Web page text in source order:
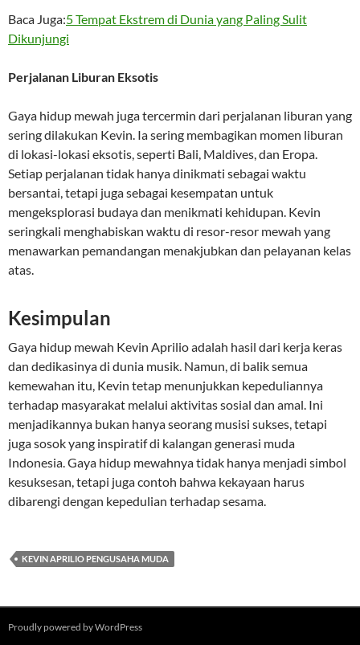
Baca Juga:5 Tempat Ekstrem di Dunia yang Paling Sulit
Dikunjungi
Perjalanan Liburan Eksotis
Gaya hidup mewah juga tercermin dari perjalanan liburan yang
sering dilakukan Kevin. Ia sering membagikan momen liburan
di lokasi-lokasi eksotis, seperti Bali, Maldives, dan Eropa.
Setiap perjalanan tidak hanya dinikmati sebagai waktu
bersantai, tetapi juga sebagai kesempatan untuk
mengeksplorasi budaya dan menikmati kehidupan. Kevin
seringkali menghabiskan waktu di resor-resor mewah yang
menawarkan pemandangan menakjubkan dan pelayanan kelas
atas.
Kesimpulan
Gaya hidup mewah Kevin Aprilio adalah hasil dari kerja keras
dan dedikasinya di dunia musik. Namun, di balik semua
kemewahan itu, Kevin tetap menunjukkan kepeduliannya
terhadap masyarakat melalui aktivitas sosial dan amal. Ini
menjadikannya bukan hanya seorang musisi sukses, tetapi
juga sosok yang inspiratif di kalangan generasi muda
Indonesia. Gaya hidup mewahnya tidak hanya menjadi simbol
kesuksesan, tetapi juga contoh bahwa kekayaan harus
dibarengi dengan kepedulian terhadap sesama.
KEVIN APRILIO PENGUSAHA MUDA
Proudly powered by WordPress